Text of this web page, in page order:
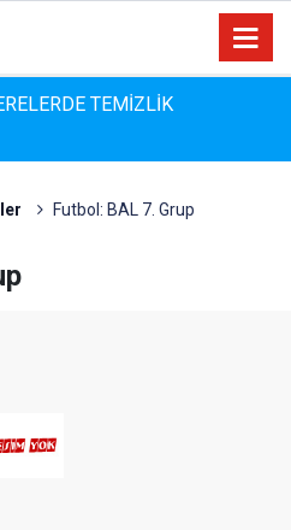
TEMİZLİK
Aileyiz" Anlayışıyla 12 Yılı
Futbol: BAL 7. Grup